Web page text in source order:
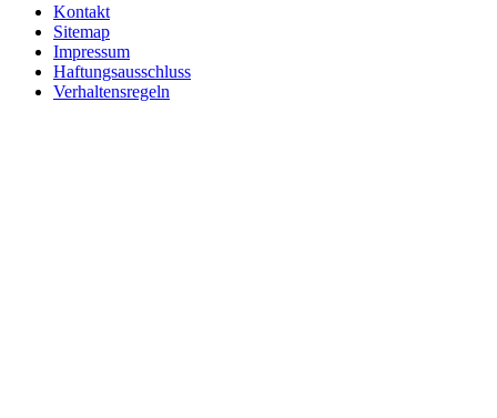
Kontakt
Sitemap
Impressum
Haftungsausschluss
Verhaltensregeln